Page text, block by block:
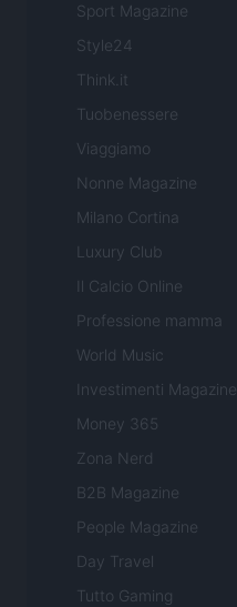
Sport Magazine
Style24
Think.it
Tuobenessere
Viaggiamo
Nonne Magazine
Milano Cortina
Luxury Club
Il Calcio Online
Professione mamma
World Music
Investimenti Magazine
Money 365
Zona Nerd
B2B Magazine
People Magazine
Day Travel
Tutto Gaming